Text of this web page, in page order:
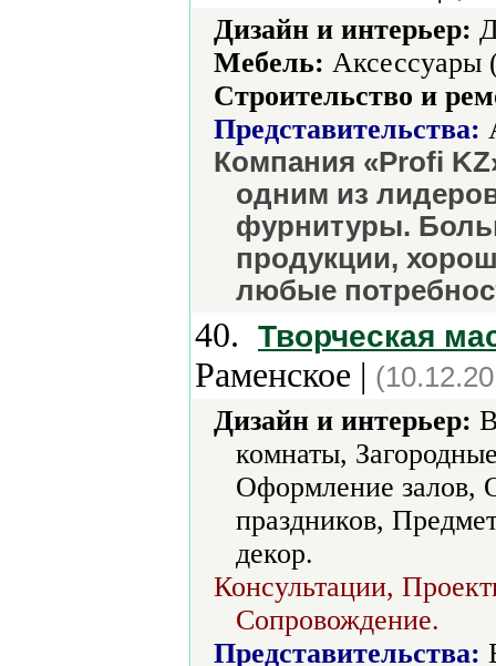
Дизайн и интерьер:
Мебель: Аксессуары
Строительство и
Представительства:
Компания «Profi
одним из
фурнитуры.
продукции,
любые
40. Творческая
Раменское |
Дизайн и интерьер:
комнаты,
Оформление залов,
праздников,
декор.
Консультации,
Сопровождение.
Представительства: